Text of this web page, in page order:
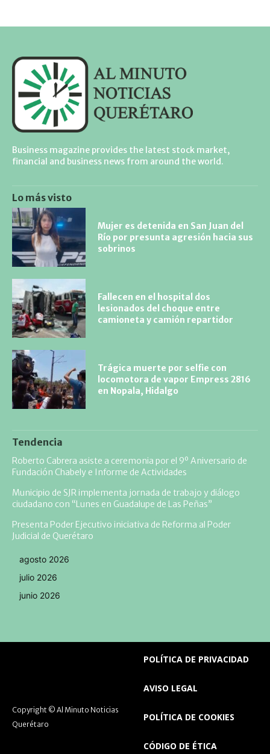
Business magazine provides the latest stock market,
financial and business news from around the world.
Lo más visto
Mujer es detenida en San Juan del
Río por presunta agresión hacia sus
sobrinos
Fallecen en el hospital dos
lesionados del choque entre
camioneta y camión repartidor
Trágica muerte por selfie con
locomotora de vapor Empress 2816
en Nopala, Hidalgo
Tendencia
Roberto Cabrera asiste a ceremonia por el 9º Aniversario de
Fundación Chabely e Informe de Actividades
Municipio de SJR implementa jornada de trabajo y diálogo
ciudadano con “Lunes en Guadalupe de Las Peñas”
Presenta Poder Ejecutivo iniciativa de Reforma al Poder
Judicial de Querétaro
agosto 2026
julio 2026
junio 2026
Copyright © Al Minuto Noticias
Querétaro
POLÍTICA DE PRIVACIDAD
AVISO LEGAL
POLÍTICA DE COOKIES
CÓDIGO DE ÉTICA